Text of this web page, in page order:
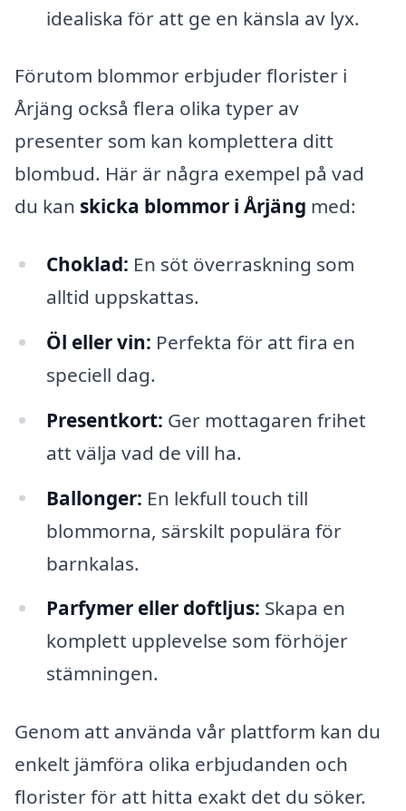
idealiska för att ge en känsla av lyx.
Förutom blommor erbjuder florister i
Årjäng också flera olika typer av
presenter som kan komplettera ditt
blombud. Här är några exempel på vad
du kan skicka blommor i Årjäng med:
Choklad: En söt överraskning som
alltid uppskattas.
Öl eller vin: Perfekta för att fira en
speciell dag.
Presentkort: Ger mottagaren frihet
att välja vad de vill ha.
Ballonger: En lekfull touch till
blommorna, särskilt populära för
barnkalas.
Parfymer eller doftljus: Skapa en
komplett upplevelse som förhöjer
stämningen.
Genom att använda vår plattform kan du
enkelt jämföra olika erbjudanden och
florister för att hitta exakt det du söker.